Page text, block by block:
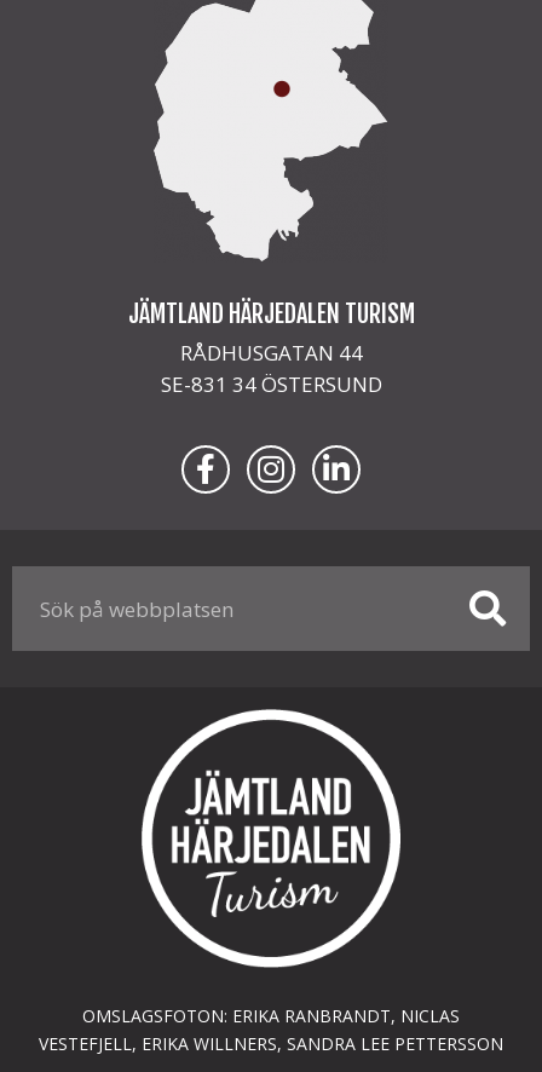
JÄMTLAND HÄRJEDALEN TURISM
RÅDHUSGATAN 44
SE-831 34 ÖSTERSUND
OMSLAGSFOTON: ERIKA RANBRANDT, NICLAS
VESTEFJELL, ERIKA WILLNERS, SANDRA LEE PETTERSSON